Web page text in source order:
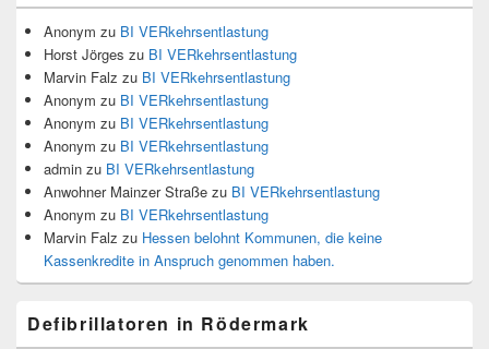
Anonym zu BI VERkehrsentlastung
Horst Jörges zu BI VERkehrsentlastung
Marvin Falz zu BI VERkehrsentlastung
Anonym zu BI VERkehrsentlastung
Anonym zu BI VERkehrsentlastung
Anonym zu BI VERkehrsentlastung
admin zu BI VERkehrsentlastung
Anwohner Mainzer Straße zu BI VERkehrsentlastung
Anonym zu BI VERkehrsentlastung
Marvin Falz zu Hessen belohnt Kommunen, die keine
Kassenkredite in Anspruch genommen haben.
Defibrillatoren in Rödermark